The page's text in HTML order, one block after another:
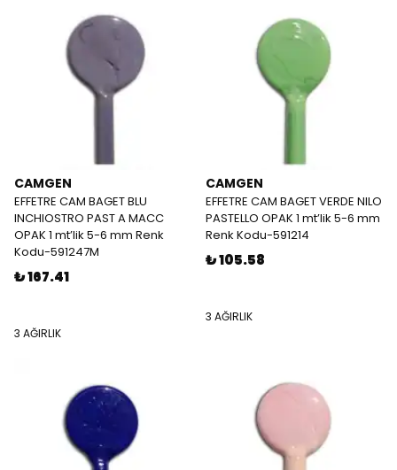
CAMGEN
EFFETRE CAM BAGET BLU
INCHIOSTRO PAST A MACC
OPAK 1 mt’lik 5-6 mm Renk
Kodu-591247M
₺ 167.41
3 AĞIRLIK
CAMGEN
EFFETRE CAM BAGET VERDE NILO
PASTELLO OPAK 1 mt’lik 5-6 mm
Renk Kodu-591214
₺ 105.58
3 AĞIRLIK